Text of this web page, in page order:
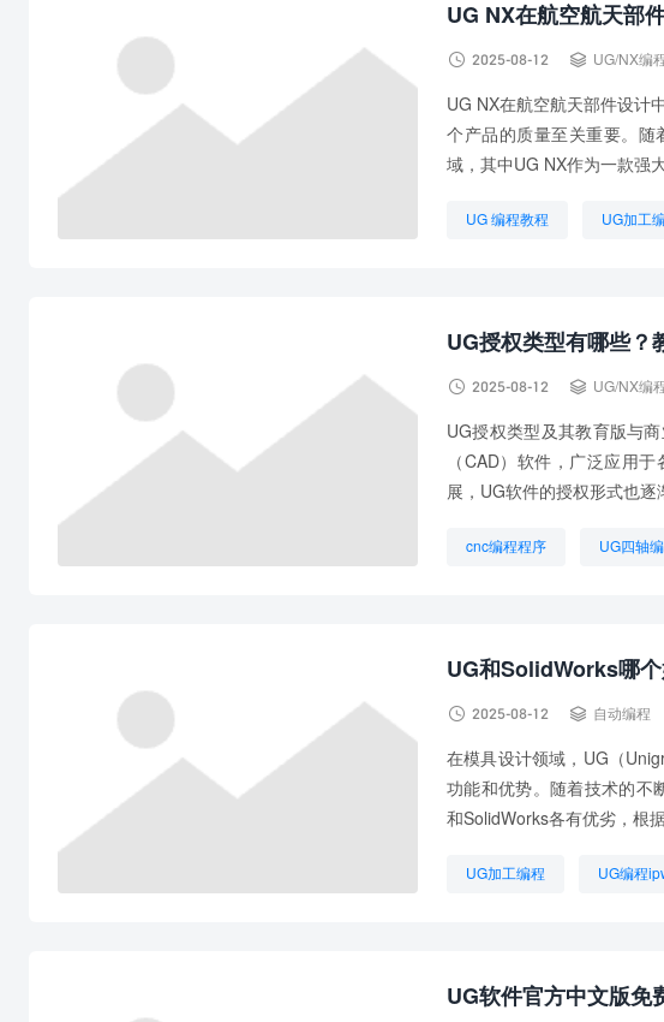
UG NX在航空航天部
 2025-08-12  UG/NX编
UG NX在航空航天部件设计
个产品的质量至关重要。随
域，其中UG NX作为一款强
UG 编程教程 UG加工
UG授权类型有哪些？
 2025-08-12  UG/NX编
UG授权类型及其教育版与
（CAD）软件，广泛应用
展，UG软件的授权形式也
cnc编程程序 UG四轴
UG和SolidWorks哪
 2025-08-12  自动编程
在模具设计领域，UG（
功能和优势。随着技术的不
和SolidWorks各有优劣，根
UG加工编程 UG编程
UG软件官方中文版免